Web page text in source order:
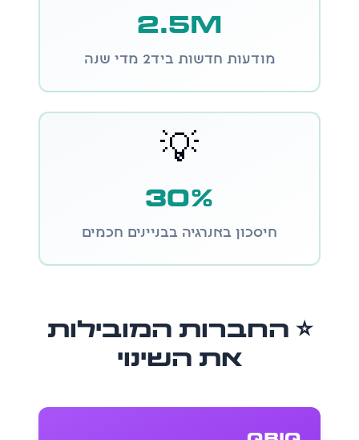
2.5M
מודעות חדשות ביד2 מדי שנה
💡
30%
חיסכון באנרגיה בבניינים חכמים
⭐ החברות המובילות
את השינוי